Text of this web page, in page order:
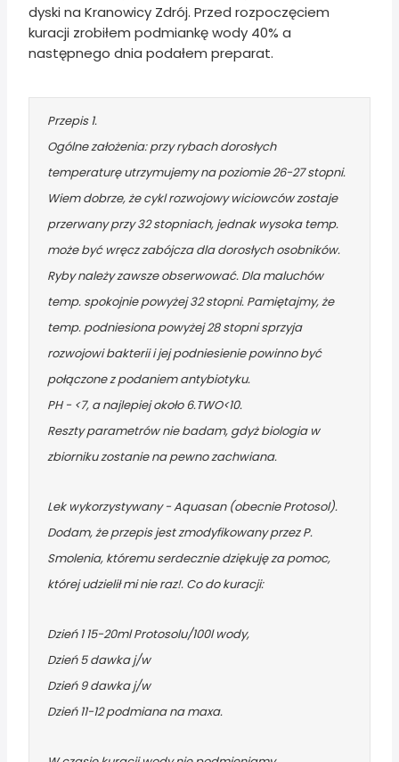
dyski na Kranowicy Zdrój. Przed rozpoczęciem
kuracji zrobiłem podmiankę wody 40% a
następnego dnia podałem preparat.
Przepis 1.
Ogólne założenia: przy rybach dorosłych
temperaturę utrzymujemy na poziomie 26-27 stopni.
Wiem dobrze, że cykl rozwojowy wiciowców zostaje
przerwany przy 32 stopniach, jednak wysoka temp.
może być wręcz zabójcza dla dorosłych osobników.
Ryby należy zawsze obserwować. Dla maluchów
temp. spokojnie powyżej 32 stopni. Pamiętajmy, że
temp. podniesiona powyżej 28 stopni sprzyja
rozwojowi bakterii i jej podniesienie powinno być
połączone z podaniem antybiotyku.
PH - <7, a najlepiej około 6.TWO<10.
Reszty parametrów nie badam, gdyż biologia w
zbiorniku zostanie na pewno zachwiana.
Lek wykorzystywany - Aquasan (obecnie Protosol).
Dodam, że przepis jest zmodyfikowany przez P.
Smolenia, któremu serdecznie dziękuję za pomoc,
której udzielił mi nie raz!. Co do kuracji:
Dzień 1 15-20ml Protosolu/100l wody,
Dzień 5 dawka j/w
Dzień 9 dawka j/w
Dzień 11-12 podmiana na maxa.